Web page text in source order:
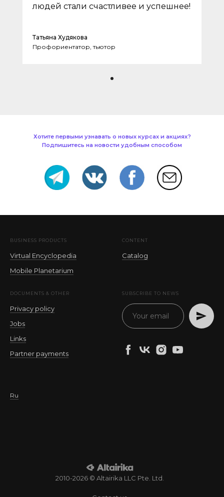
людей стали счастливее и успешнее!
Татьяна Худякова
Профориентатор, тьютор
Хотите первыми узнавать о новых курсах и акциях?
Подпишитесь на новости удобным способом
BUSINESS PRODUCTS
Virtual Encyclopedia
Mobile Planetarium
CONTENT
Catalog
DOCUMENTS & OTHER
Privacy policy
Jobs
Links
Partner payments
SUBSCRIBE TO NEWS
Ru
2010-2026 © Altairika LLC Pte. Ltd.